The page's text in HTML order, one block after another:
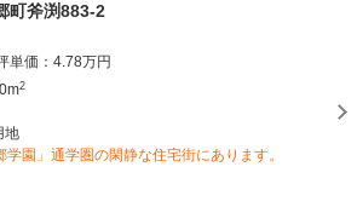
町斧渕883-2
単価：4.78万円
2
地
園」通学圏の閑静な住宅街にあります。